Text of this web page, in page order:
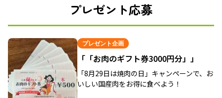
プレゼント応募
プレゼント企画
「「お肉のギフト券3000円分」」
「8月29日は焼肉の日」キャンペーンで、お
いしい国産肉をお得に食べよう！